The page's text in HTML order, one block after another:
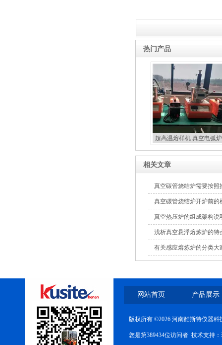
热门产品
超高温熔样机 真空电弧
相关文章
真空碳管烧结炉需要按照
真空碳管烧结炉开炉前的
真空热压炉的组成架构说
浅析真空悬浮熔炼炉的特
有关感应熔炼炉的分类大
网站首页 产品展示
版权所有 ©2026 河南酷斯特仪器
您是第389434位访问者 技术支持：